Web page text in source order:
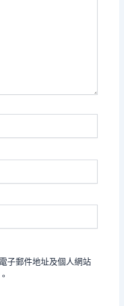
子郵件地址及個人網站